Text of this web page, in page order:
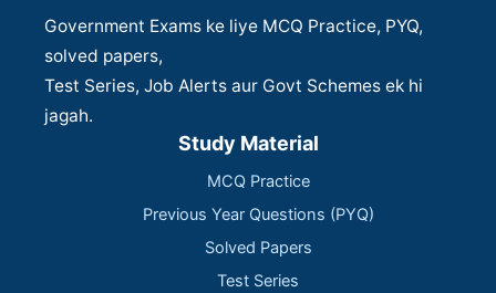
Government Exams ke liye MCQ Practice, PYQ,
solved papers,
Test Series, Job Alerts aur Govt Schemes ek hi
jagah.
Study Material
MCQ Practice
Previous Year Questions (PYQ)
Solved Papers
Test Series